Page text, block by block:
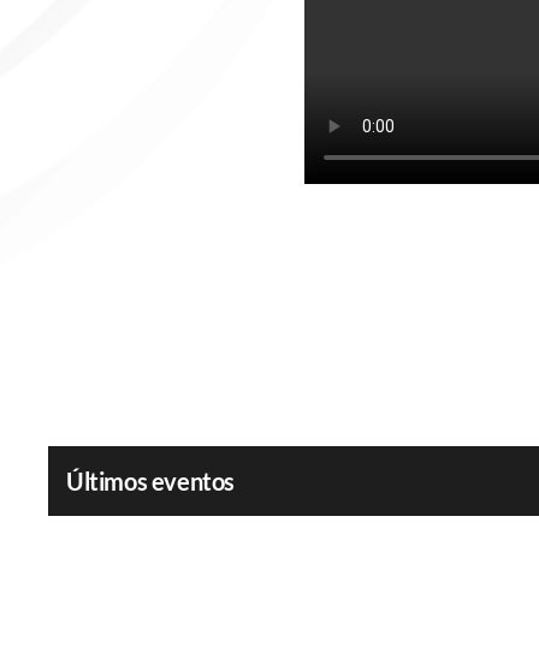
Últimos eventos